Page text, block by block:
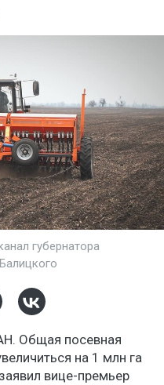
губернатора
Общая посевная
на 1 млн га
вице-премьер